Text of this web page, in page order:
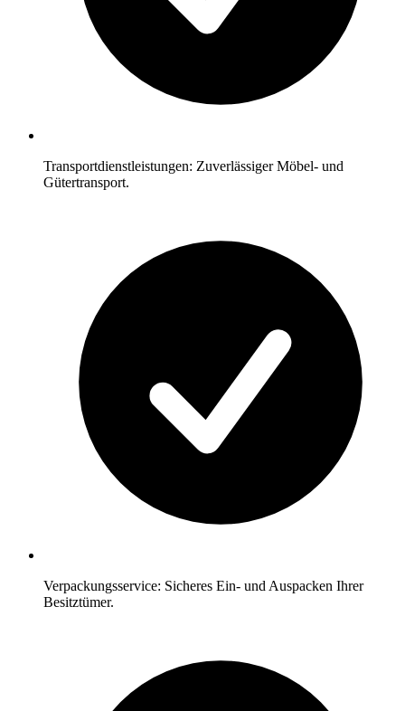
Transportdienstleistungen: Zuverlässiger Möbel- und
Gütertransport.
Verpackungsservice: Sicheres Ein- und Auspacken Ihrer
Besitztümer.